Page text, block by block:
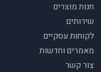
חנות מוצרים
שירותים
לקוחות עסקיים
מאמרים וחדשות
צור קשר